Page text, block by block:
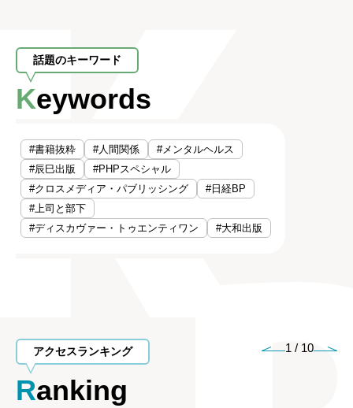
話題のキーワード
Keywords
#書籍抜粋 #人間関係
#メンタルヘルス
#辰巳出版
#PHPスペシャル
#クロスメディア・パブリッシング
#日経BP
#上司と部下
#ディスカヴァー・トゥエンティワン
#大和出版
アクセスランキング
Ranking
1 / 10